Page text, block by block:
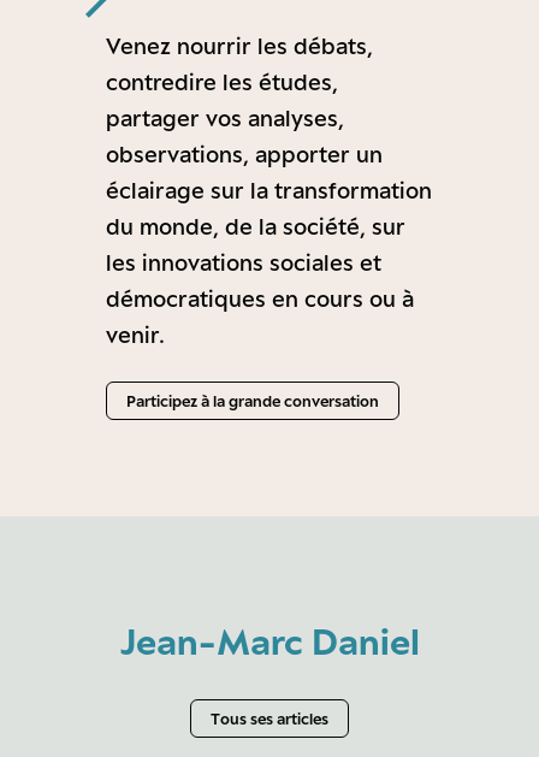
Venez nourrir les débats,
contredire les études,
partager vos analyses,
observations, apporter un
éclairage sur la transformation
du monde, de la société, sur
les innovations sociales et
démocratiques en cours ou à
venir.
Participez à la grande conversation
Jean-Marc Daniel
Tous ses articles